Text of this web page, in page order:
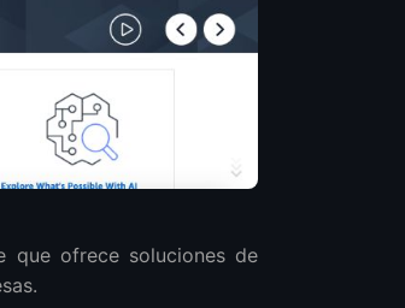
que ofrece soluciones de